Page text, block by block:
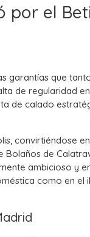
el
garantías que
de regularidad
de calado
convirtiéndose
Bolaños de
ambicioso y
como en el